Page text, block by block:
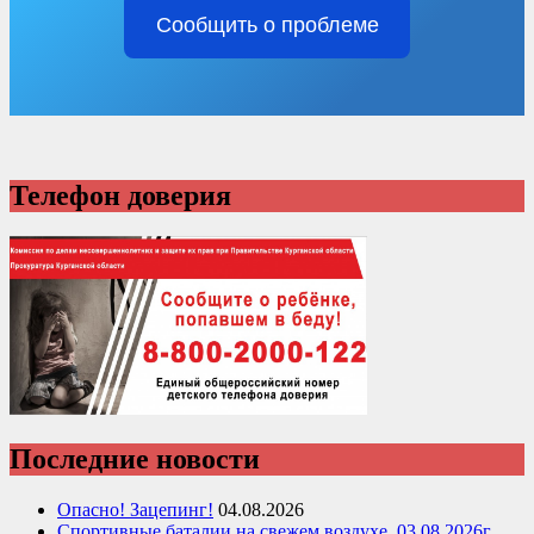
Сообщить о проблеме
Телефон доверия
Последние новости
Опасно! Зацепинг! 04.08.2026